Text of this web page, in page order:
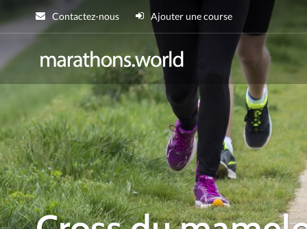
Contactez-nous Ajouter une course